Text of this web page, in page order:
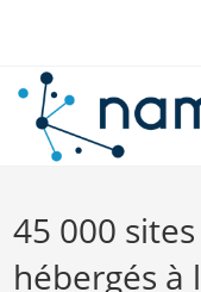
45 000
hébergés à